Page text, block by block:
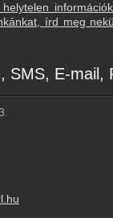
írd meg
SMS, E-mail,